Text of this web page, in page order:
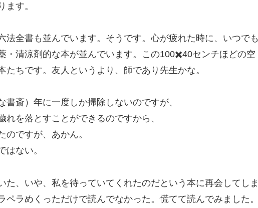
ます。
法全書も並んでいます。そうです。心が疲れた時に、いつでも
・清涼剤的な本が並んでいます。この100✖️40センチほどの空
ちです。友人というより、師であり先生かな。
斎）年に一度しか掃除しないのですが、
れを落とすことができるのですから、
ですが、あかん。
はない。
た、いや、私を待っていてくれたのだという本に再会してしま
ペラめくっただけで読んでなかった。慌てて読んでみました。